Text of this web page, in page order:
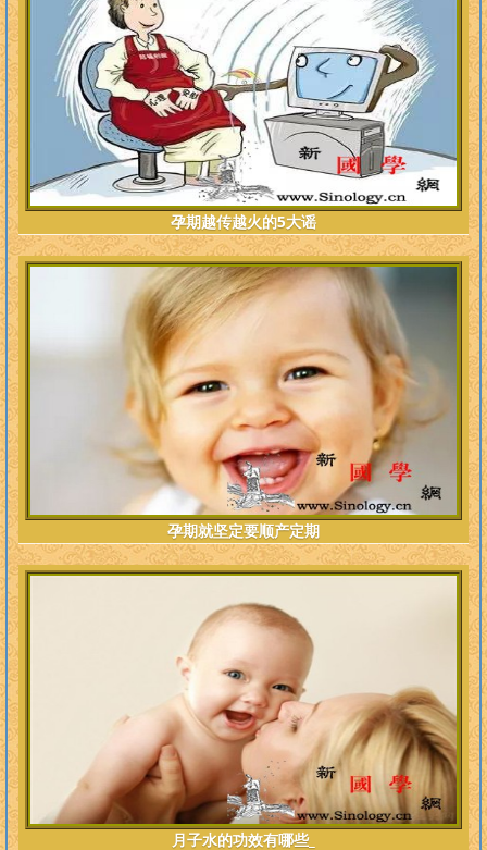
孕期越传越火的5大谣
孕期就坚定要顺产定期
月子水的功效有哪些_